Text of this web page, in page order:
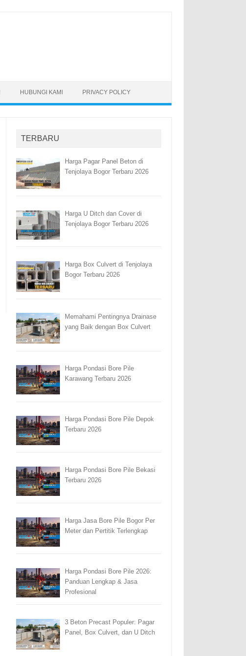
HUBUNGI KAMI PRIVACY POLICY
TERBARU
Harga Pagar Panel Beton di
Tenjolaya Bogor Terbaru 2026
Harga U Ditch dan Cover di
Tenjolaya Bogor Terbaru 2026
Harga Box Culvert di Tenjolaya
Bogor Terbaru 2026
Memahami Pentingnya Drainase
yang Baik dengan Box Culvert
Harga Pondasi Bore Pile
Karawang Terbaru 2026
Harga Pondasi Bore Pile Depok
Terbaru 2026
Harga Pondasi Bore Pile Bekasi
Terbaru 2026
Harga Jasa Bore Pile Bogor Per
Meter dan Pertitik Terlengkap
Harga Pondasi Bore Pile 2026:
Panduan Lengkap & Jasa
Profesional
3 Beton Precast Populer: Pagar
Panel, Box Culvert, dan U Ditch